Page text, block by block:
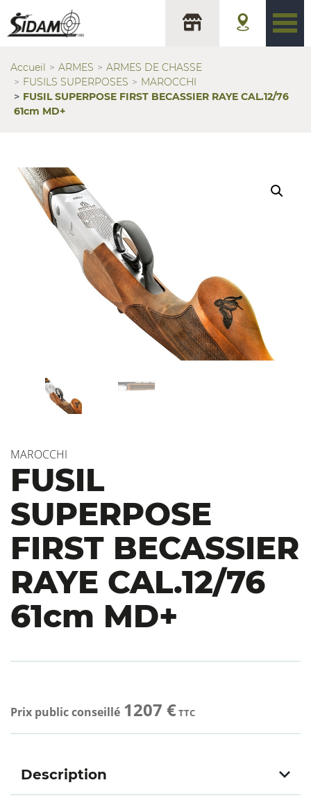
Accueil ARMES
ARMES DE CHASSE
FUSILS SUPERPOSES
MAROCCHI
FUSIL SUPERPOSE FIRST BECASSIER RAYE CAL.12/76
61cm MD+
MAROCCHI
FUSIL
SUPERPOSE
FIRST BECASSIER
RAYE CAL.12/76
61cm MD+
Prix public conseillé 1207 €TTC
Description